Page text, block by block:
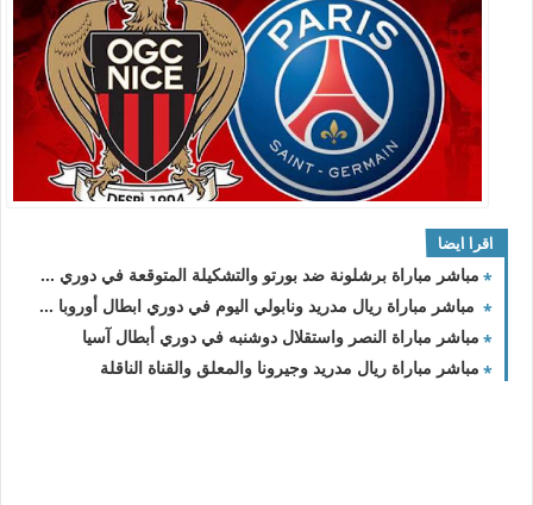
اقرا ايضا
مباشر مباراة برشلونة ضد بورتو والتشكيلة المتوقعة في دوري الأبطال
مباشر مباراة ريال مدريد ونابولي اليوم في دوري ابطال أوروبا والقنوات الناقلة
مباشر مباراة النصر واستقلال دوشنبه في دوري أبطال آسيا
مباشر مباراة ريال مدريد وجيرونا والمعلق والقناة الناقلة